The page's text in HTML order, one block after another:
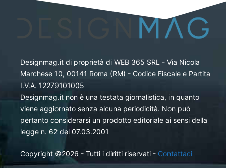
Designmag.it di proprietà di WEB 365 SRL - Via Nicola
Marchese 10, 00141 Roma (RM) - Codice Fiscale e Partita
I.V.A. 12279101005
Designmag.it non è una testata giornalistica, in quanto
viene aggiornato senza alcuna periodicità. Non può
pertanto considerarsi un prodotto editoriale ai sensi della
legge n. 62 del 07.03.2001
Copyright ©2026 - Tutti i diritti riservati - Contattaci